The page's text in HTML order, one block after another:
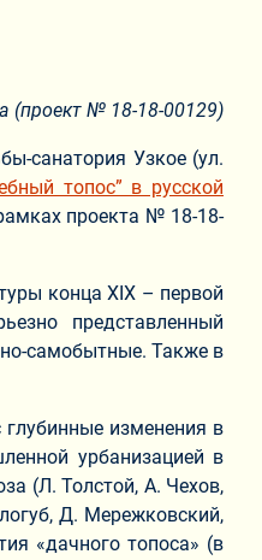
(проект № 18-18-00129)
санатория Узкое (ул.
топос” в русской
проекта № 18-18-
конца XIX – первой
представленный
самобытные. Также в
изменения в
урбанизацией в
(Л. Толстой, А. Чехов,
Д. Мережковский,
«дачного топоса» (в